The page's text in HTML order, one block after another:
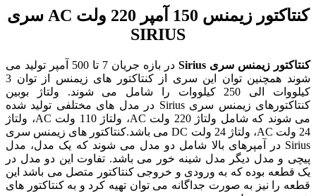
کنتاکتور زیمنس 150 آمپر 220 ولت AC سری
SIRIUS
کنتاکتور زیمنس سری Sirius
در بازه جریان 7 تا 500 آمپر تولید می
شوند همچنین توان این سری از کنتاکتور های زیمنس از توان 3
کیلووات الی 250 کیلووات را شامل می شوند. ولتاژ بوبین
کنتاکتورهای زیمنس سری Sirius در مدل های مختلفی تولید شده
می شوند که شامل ولتاژ 220 ولت AC، ولتاژ 110 ولت AC، ولتاژ
24 ولت AC، ولتاژ 24 ولت DC می باشد.کنتاکتور های زیمنس سری
Sirius در آمپرهای بالا شامل دو مدل می شوند که یک مدل، مدل
پیچی و مدل دیگر مدل شینه خور می باشد. تفاوت این دو مدل در
یک قطعه بوده که به ورودی و خروجی کنتاکتور متصل می باشد این
قطعه را نیز به صورت جداگانه می توان تهیه کرد و به کنتاکتور های